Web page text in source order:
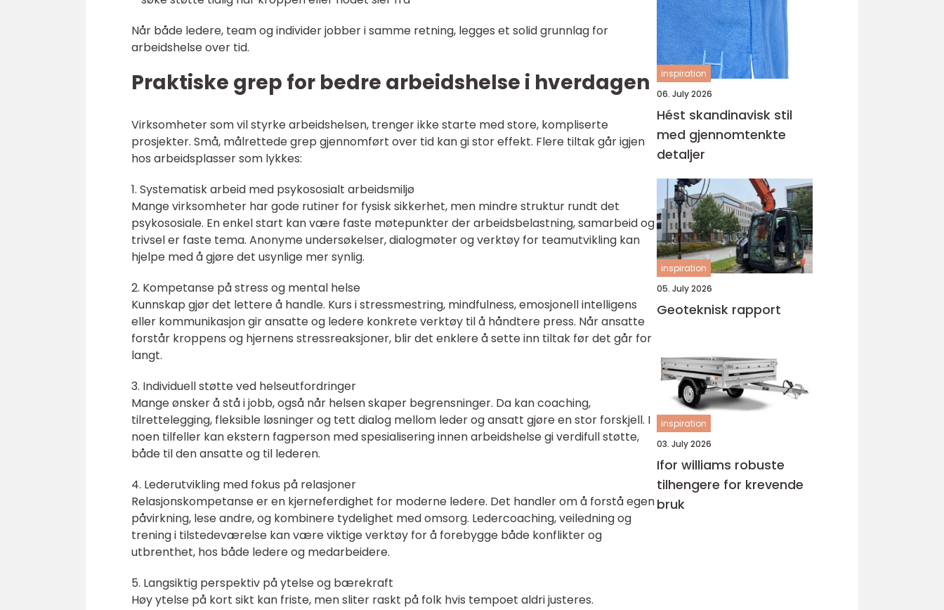
Når både ledere, team og individer jobber i samme retning, legges et solid grunnlag for
arbeidshelse over tid.
Praktiske grep for bedre arbeidshelse i hverdagen
Virksomheter som vil styrke arbeidshelsen, trenger ikke starte med store, kompliserte
prosjekter. Små, målrettede grep gjennomført over tid kan gi stor effekt. Flere tiltak går igjen
hos arbeidsplasser som lykkes:
1. Systematisk arbeid med psykososialt arbeidsmiljø
Mange virksomheter har gode rutiner for fysisk sikkerhet, men mindre struktur rundt det
psykososiale. En enkel start kan være faste møtepunkter der arbeidsbelastning, samarbeid og
trivsel er faste tema. Anonyme undersøkelser, dialogmøter og verktøy for teamutvikling kan
hjelpe med å gjøre det usynlige mer synlig.
2. Kompetanse på stress og mental helse
Kunnskap gjør det lettere å handle. Kurs i stressmestring, mindfulness, emosjonell intelligens
eller kommunikasjon gir ansatte og ledere konkrete verktøy til å håndtere press. Når ansatte
forstår kroppens og hjernens stressreaksjoner, blir det enklere å sette inn tiltak før det går for
langt.
3. Individuell støtte ved helseutfordringer
Mange ønsker å stå i jobb, også når helsen skaper begrensninger. Da kan coaching,
tilrettelegging, fleksible løsninger og tett dialog mellom leder og ansatt gjøre en stor forskjell. I
noen tilfeller kan ekstern fagperson med spesialisering innen arbeidshelse gi verdifull støtte,
både til den ansatte og til lederen.
4. Lederutvikling med fokus på relasjoner
Relasjonskompetanse er en kjerneferdighet for moderne ledere. Det handler om å forstå egen
påvirkning, lese andre, og kombinere tydelighet med omsorg. Ledercoaching, veiledning og
trening i tilstedeværelse kan være viktige verktøy for å forebygge både konflikter og
utbrenthet, hos både ledere og medarbeidere.
5. Langsiktig perspektiv på ytelse og bærekraft
Høy ytelse på kort sikt kan friste, men sliter raskt på folk hvis tempoet aldri justeres.
inspiration
06. July 2026
Hést skandinavisk stil
med gjennomtenkte
detaljer
inspiration
05. July 2026
Geoteknisk rapport
inspiration
03. July 2026
Ifor williams robuste
tilhengere for krevende
bruk